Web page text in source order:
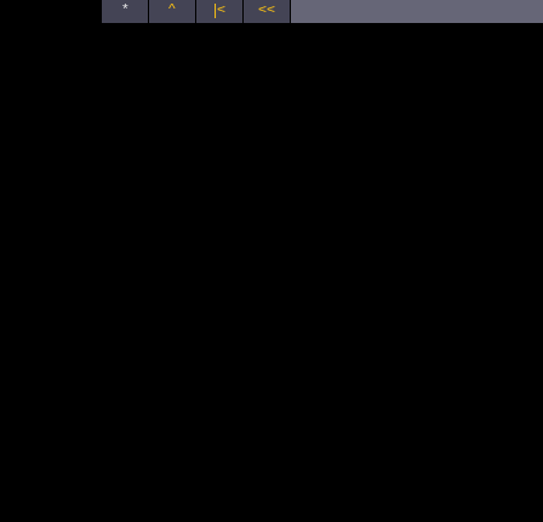
* ^ |< <<